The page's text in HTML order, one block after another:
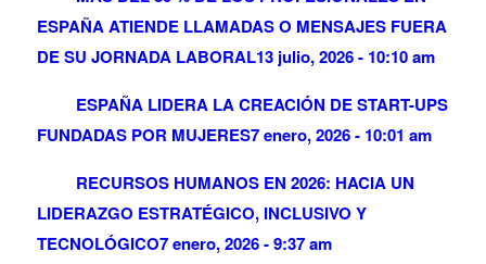
ESPAÑA ATIENDE LLAMADAS O MENSAJES FUERA
DE SU JORNADA LABORAL13 julio, 2026 - 10:10 am
ESPAÑA LIDERA LA CREACIÓN DE START-UPS
FUNDADAS POR MUJERES7 enero, 2026 - 10:01 am
RECURSOS HUMANOS EN 2026: HACIA UN
LIDERAZGO ESTRATÉGICO, INCLUSIVO Y
TECNOLÓGICO7 enero, 2026 - 9:37 am